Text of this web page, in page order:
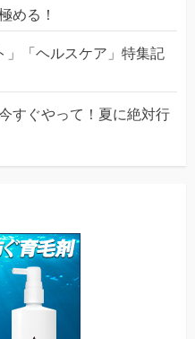
める！
「ヘルスケア」特集記
すぐやって！夏に絶対行